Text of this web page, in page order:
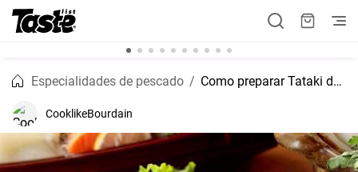
Especialidades de pescado Como preparar Tataki de thon
CooklikeBourdain